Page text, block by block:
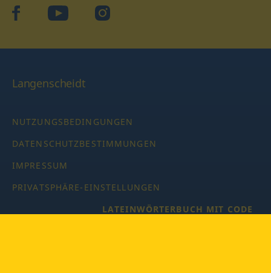
facebook YouTube Instagram
Langenscheidt
NUTZUNGSBEDINGUNGEN
DATENSCHUTZBESTIMMUNGEN
IMPRESSUM
PRIVATSPHÄRE-EINSTELLUNGEN
LATEINWÖRTERBUCH MIT CODE